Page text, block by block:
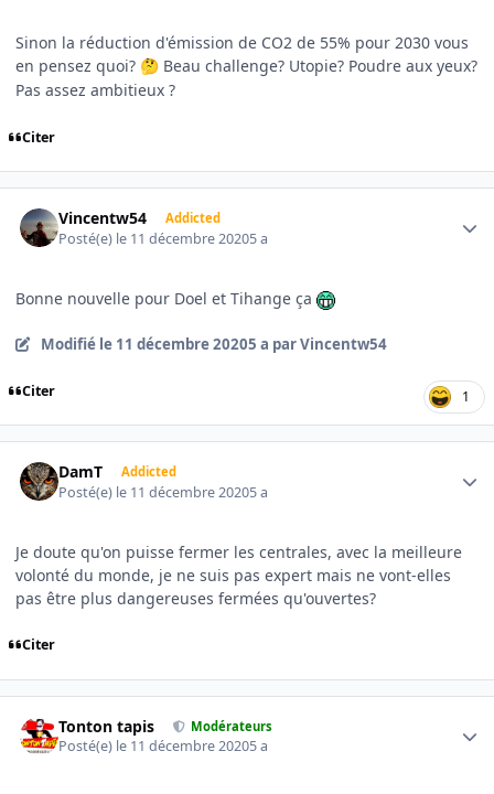
Sinon la réduction d'émission de CO2 de 55% pour 2030 vous
en pensez quoi? 🤔 Beau challenge? Utopie? Poudre aux yeux?
Pas assez ambitieux ?
Citer
Vincentw54 Addicted
Posté(e) le 11 décembre 20205 a
Bonne nouvelle pour Doel et Tihange ça
Modifié le 11 décembre 20205 a par Vincentw54
Citer 1
DamT Addicted
Posté(e) le 11 décembre 20205 a
Je doute qu'on puisse fermer les centrales, avec la meilleure
volonté du monde, je ne suis pas expert mais ne vont-elles
pas être plus dangereuses fermées qu'ouvertes?
Citer
Tonton tapis Modérateurs
Posté(e) le 11 décembre 20205 a